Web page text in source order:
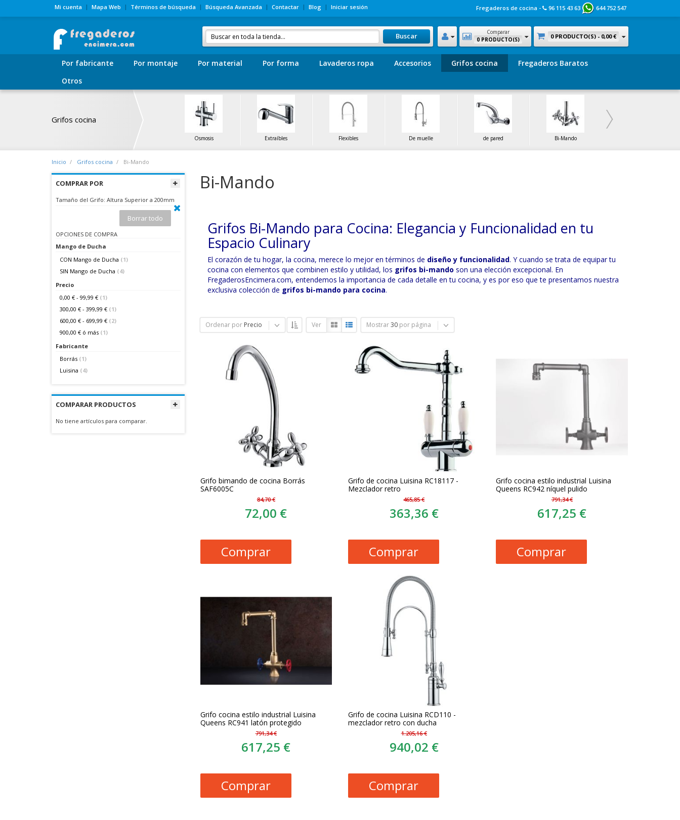
Mi cuenta Mapa Web Términos de búsqueda Búsqueda Avanzada Contactar Blog Iniciar sesión Fregaderos de cocina - 96 115 43 63 644 752 547
0 PRODUCTO(S) - 0,00 €
Comparar
0 PRODUCTO(S)
Buscar
Por fabricante Por montaje Por material Por forma Lavaderos ropa Accesorios Grifos cocina
Fregaderos Baratos
Otros
Grifos cocina
Osmosis Extraíbles Flexibles De muelle de pared Bi-Mando
Inicio Grifos cocina Bi-Mando
COMPRAR POR
Tamaño del Grifo: Altura Superior a 200mm
Borrar todo
OPCIONES DE COMPRA
Mango de Ducha
CON Mango de Ducha (1)
SIN Mango de Ducha (4)
Precio
0,00 € - 99,99 € (1)
300,00 € - 399,99 € (1)
600,00 € - 699,99 € (2)
900,00 € ó más (1)
Fabricante
Borrás (1)
Luisina (4)
COMPARAR PRODUCTOS
No tiene artículos para comparar.
Bi-Mando
Grifos Bi-Mando para Cocina: Elegancia y Funcionalidad en tu
Espacio Culinary
El corazón de tu hogar, la cocina, merece lo mejor en términos de diseño y funcionalidad. Y cuando se trata de equipar tu
cocina con elementos que combinen estilo y utilidad, los grifos bi-mando son una elección excepcional. En
FregaderosEncimera.com, entendemos la importancia de cada detalle en tu cocina, y es por eso que te presentamos nuestra
exclusiva colección de grifos bi-mando para cocina.
Ordenar por Precio Ver Mostrar 30 por página
Grifo bimando de cocina Borrás
SAF6005C
84,70 €
72,00 €
Comprar
Grifo de cocina Luisina RC18117 -
Mezclador retro
465,85 €
363,36 €
Comprar
Grifo cocina estilo industrial Luisina
Queens RC942 níquel pulido
791,34 €
617,25 €
Comprar
Grifo cocina estilo industrial Luisina
Queens RC941 latón protegido
791,34 €
617,25 €
Comprar
Grifo de cocina Luisina RCD110 -
mezclador retro con ducha
1.205,16 €
940,02 €
Comprar